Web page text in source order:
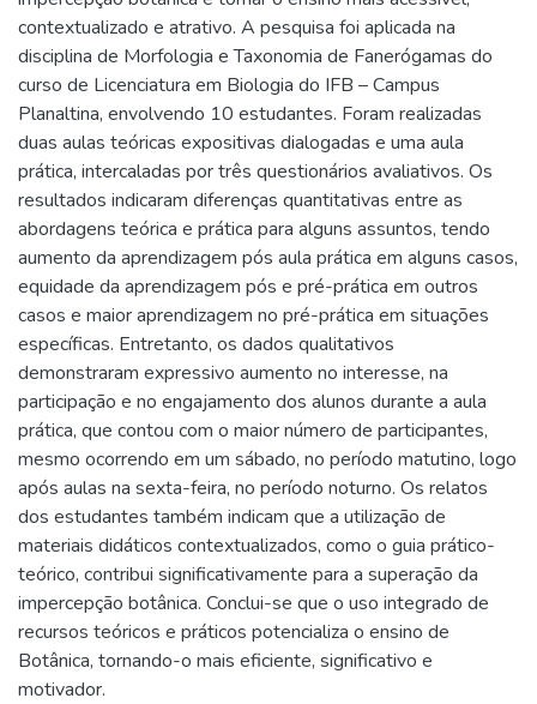
contextualizado e atrativo. A pesquisa foi aplicada na
disciplina de Morfologia e Taxonomia de Fanerógamas do
curso de Licenciatura em Biologia do IFB – Campus
Planaltina, envolvendo 10 estudantes. Foram realizadas
duas aulas teóricas expositivas dialogadas e uma aula
prática, intercaladas por três questionários avaliativos. Os
resultados indicaram diferenças quantitativas entre as
abordagens teórica e prática para alguns assuntos, tendo
aumento da aprendizagem pós aula prática em alguns casos,
equidade da aprendizagem pós e pré-prática em outros
casos e maior aprendizagem no pré-prática em situações
específicas. Entretanto, os dados qualitativos
demonstraram expressivo aumento no interesse, na
participação e no engajamento dos alunos durante a aula
prática, que contou com o maior número de participantes,
mesmo ocorrendo em um sábado, no período matutino, logo
após aulas na sexta-feira, no período noturno. Os relatos
dos estudantes também indicam que a utilização de
materiais didáticos contextualizados, como o guia prático-
teórico, contribui significativamente para a superação da
impercepção botânica. Conclui-se que o uso integrado de
recursos teóricos e práticos potencializa o ensino de
Botânica, tornando-o mais eficiente, significativo e
motivador.